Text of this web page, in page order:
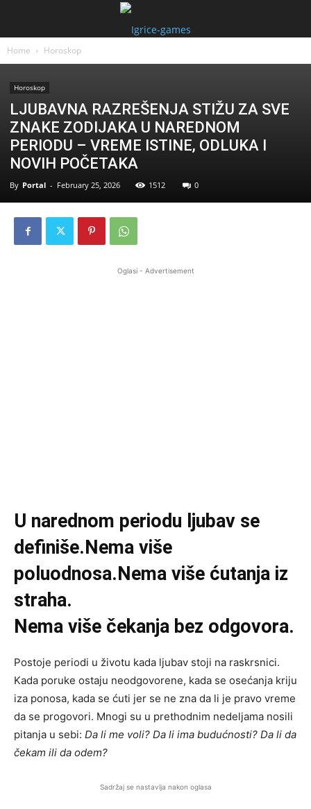
Home Horoskop
Horoskop
LJUBAVNA RAZREŠENJA STIŽU ZA SVE
ZNAKE ZODIJAKA U NAREDNOM
PERIODU – VREME ISTINE, ODLUKA I
NOVIH POČETAKA
By Portal - February 25, 2026 1512 0
Oglasi - Advertisement
U narednom periodu ljubav se
definiše.Nema više
poluodnosa.Nema više ćutanja iz
straha.
Nema više čekanja bez odgovora.
Postoje periodi u životu kada ljubav stoji na raskrsnici.
Kada poruke ostaju neodgovorene, kada se osećanja kriju
iza ponosa, kada se ćuti jer se ne zna da li je pravo vreme
da se progovori. Mnogi su u prethodnim nedeljama nosili
pitanja u sebi: Da li me voli? Da li ima budućnosti? Da li da
čekam ili da odem?
Sadržaj se nastavlja nakon oglasa